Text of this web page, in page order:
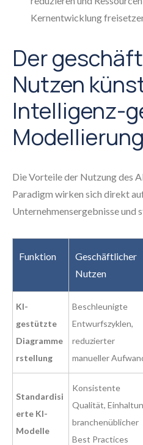
Kernentwicklung
Der
Nutzen
Intelligenz-
Modellierung
Die Vorteile der Nutzung des
Paradigm wirken sich direkt
Unternehmensergebnisse und
Funktion
Geschäftlicher
Nutzen
KI-
gestützte
Diagramme
rstellung
Beschleunigte
Entwurfszyklen,
reduzierter
manueller
Standardisi
erte KI-
Modelle
Konsistente
Qualität,
branchenüblicher
Best Practices